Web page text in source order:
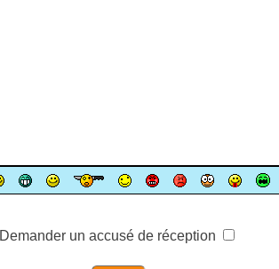
Demander un accusé de réception